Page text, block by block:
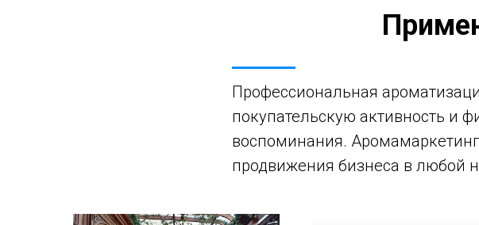
Профессиональная
покупательскую активность и
воспоминания.
продвижения бизнеса в любой